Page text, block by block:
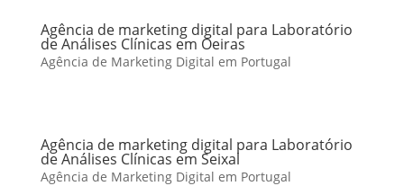
Agência de marketing digital para Laboratório
de Análises Clínicas em Oeiras
Agência de Marketing Digital em Portugal
Agência de marketing digital para Laboratório
de Análises Clínicas em Seixal
Agência de Marketing Digital em Portugal